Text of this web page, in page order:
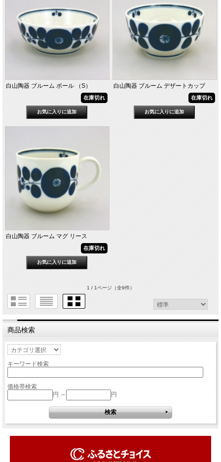
白山陶器 ブルーム ボール （S）
在庫切れ
白山陶器 ブルーム デザートカップ
在庫切れ
白山陶器 ブルーム マグ リース
在庫切れ
1 / 1ページ（全9件）
商品検索
キーワード検索
価格帯検索
円 ～
円